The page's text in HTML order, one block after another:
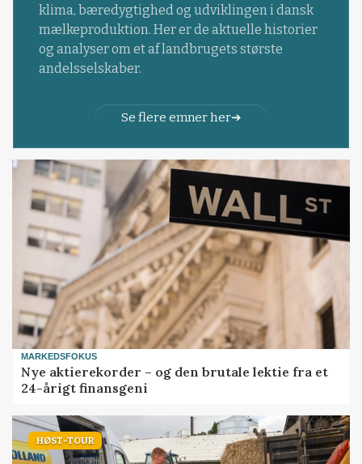
klima, bæredygtighed og udviklingen i dansk
mælkeproduktion. Her er de aktuelle historier
og analyser om et af landbrugets største
andelsselskaber.
Se flere emner her
MARKEDSFOKUS
Nye aktierekorder – og den brutale lektie fra et
24-årigt finansgeni
HØST-TOUR